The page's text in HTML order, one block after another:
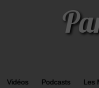
Vidéos Podcasts Les